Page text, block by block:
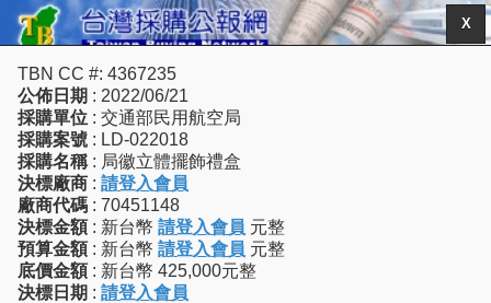
X
TBN CC #: 4367235
公佈日期 : 2022/06/21
採購單位 : 交通部民用航空局
採購案號 : LD-022018
採購名稱 : 局徽立體擺飾禮盒
決標廠商 : 請登入會員
廠商代碼 : 70451148
決標金額 : 新台幣 請登入會員 元整
預算金額 : 新台幣 請登入會員 元整
底價金額 : 新台幣 425,000元整
決標日期 : 請登入會員